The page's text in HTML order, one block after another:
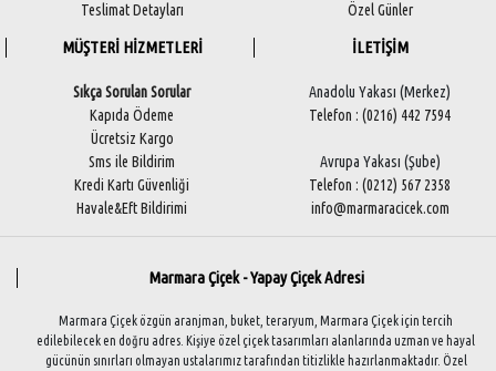
Teslimat Detayları
Özel Günler
MÜŞTERİ HİZMETLERİ
Sıkça Sorulan Sorular
Kapıda Ödeme
Ücretsiz Kargo
Sms ile Bildirim
Kredi Kartı Güvenliği
Havale&Eft Bildirimi
İLETİŞİM
Anadolu Yakası (Merkez)
Telefon : (0216) 442 7594
Avrupa Yakası (Şube)
Telefon : (0212) 567 2358
info@marmaracicek.com
Marmara Çiçek - Yapay Çiçek Adresi
Marmara Çiçek özgün aranjman, buket, teraryum, Marmara Çiçek için tercih
edilebilecek en doğru adres. Kişiye özel çiçek tasarımları alanlarında uzman ve hayal
gücünün sınırları olmayan ustalarımız tarafından titizlikle hazırlanmaktadır. Özel